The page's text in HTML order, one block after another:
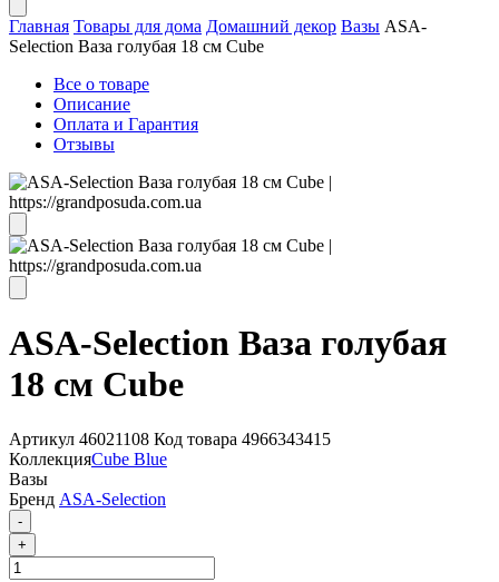
Главная Товары для дома Домашний декор Вазы ASA-
Selection Ваза голубая 18 см Cube
Все о товаре
Описание
Оплата и Гарантия
Отзывы
ASA-Selection Ваза голубая
18 см Cube
Артикул 46021108 Код товара 4966343415
КоллекцияCube Blue
Вазы
Бренд ASA-Selection
-
+